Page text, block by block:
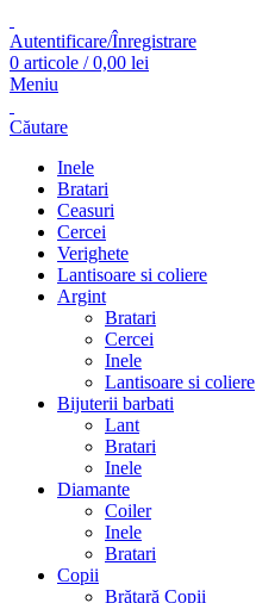
Autentificare/Înregistrare
0 articole / 0,00 lei
Meniu
Căutare
Inele
Bratari
Ceasuri
Cercei
Verighete
Lantisoare si coliere
Argint
Bratari
Cercei
Inele
Lantisoare si coliere
Bijuterii barbati
Lant
Bratari
Inele
Diamante
Coiler
Inele
Bratari
Copii
Brățară Copii